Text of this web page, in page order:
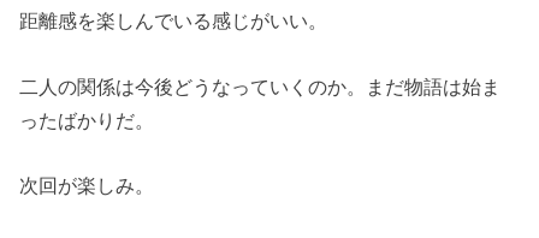
距離感を楽しんでいる感じがいい。
二人の関係は今後どうなっていくのか。まだ物語は始ま
ったばかりだ。
次回が楽しみ。